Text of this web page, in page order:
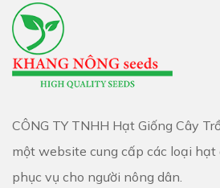
CÔNG TY TNHH Hạt Giống Cây
một website cung cấp các loại hạt
phục vụ cho người nông dân.